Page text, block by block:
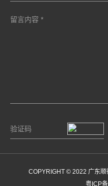
COPYRIGHT © 2022 广东
粤ICP